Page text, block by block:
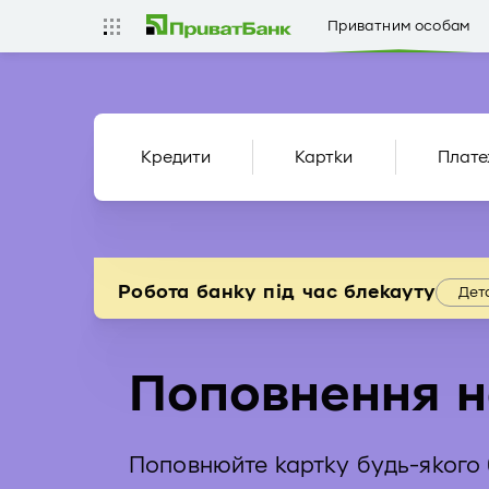
Приватним особам
Кредити Картки
Робота банку під час блекауту
Поповнення
Поповнюйте картку будь-якого